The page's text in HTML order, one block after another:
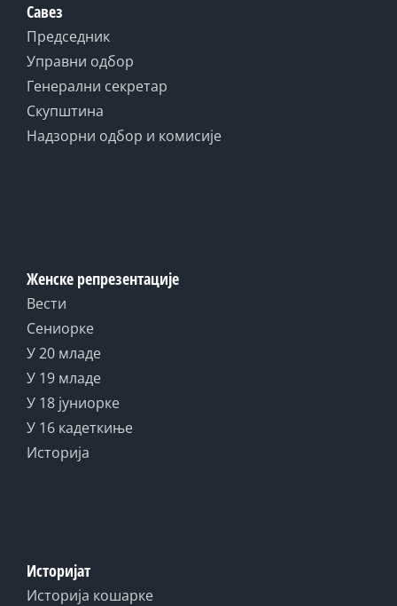
Савез
Председник
Управни одбор
Генерални секретар
Скупштина
Надзорни одбор и комисије
Женске репрезентације
Вести
Сениорке
У 20 младе
У 19 младе
У 18 јуниорке
У 16 кадеткиње
Историја
Историјат
Историја кошарке